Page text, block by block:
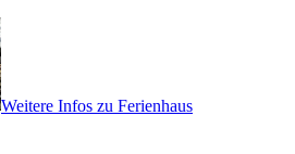
Weitere Infos zu Ferienhaus